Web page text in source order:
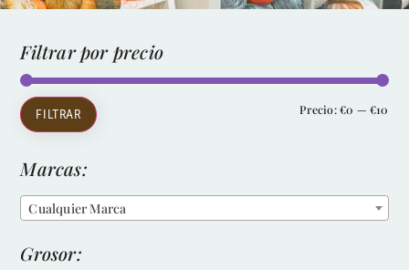
Filtrar por precio
FILTRAR Precio:€0 — €10
Marcas:
Cualquier Marca
Grosor: